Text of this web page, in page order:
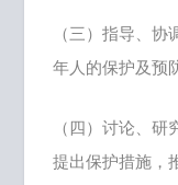
（三）指导、
年人的保护及预
（四）讨论、
提出保护措施，